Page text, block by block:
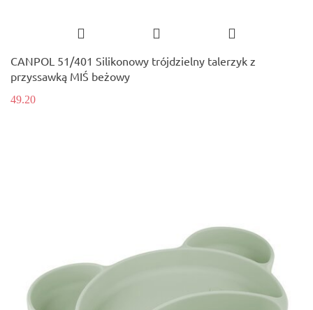
CANPOL 51/401 Silikonowy trójdzielny talerzyk z
przyssawką MIŚ beżowy
49.20